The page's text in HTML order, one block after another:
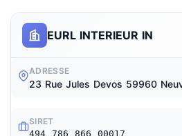
EURL INTERIEUR IN
ADRESSE
23 Rue Jules Devos 59960
SIRET
494 786 866 00017